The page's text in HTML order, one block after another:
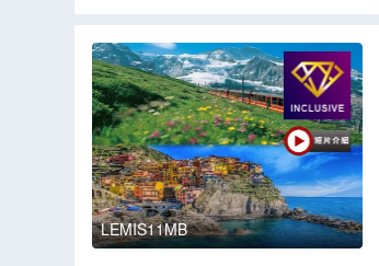
LEMIS11MB